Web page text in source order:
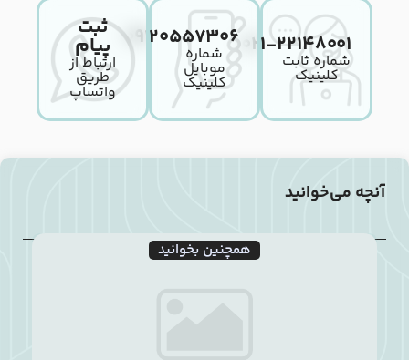
۰۲۱-۲۲۱۴۸۰۰۱
شماره ثابت
کلینیک
۰۹۱۲۰۵۵۷۳۰۶
شماره
موبایل
کلینیک
ثبت
پیام
ارتباط از
طریق
واتساپ
آنچه می‌خوانید
همچنین بخوانید